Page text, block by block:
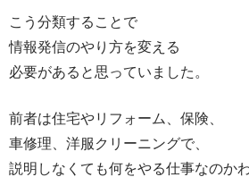
こう分類することで
情報発信のやり方を変える
必要があると思っていました。
前者は住宅やリフォーム、保険、
車修理、洋服クリーニングで、
説明しなくても何をやる仕事なのか